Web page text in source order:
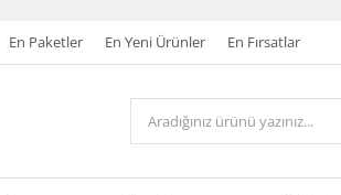
En Paketler En Yeni Ürünler En Fırsatlar